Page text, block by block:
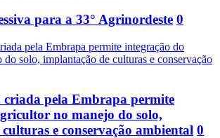
para a 33° Agrinordeste 0
criada pela Embrapa permite
no manejo do solo,
e conservação ambiental 0